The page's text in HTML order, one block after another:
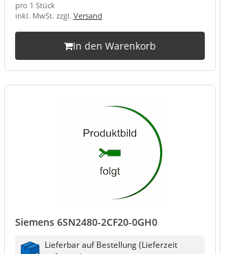
pro 1 Stück
inkl. MwSt. zzgl. Versand
In den Warenkorb
Siemens 6SN2480-2CF20-0GH0
Lieferbar auf Bestellung (Lieferzeit